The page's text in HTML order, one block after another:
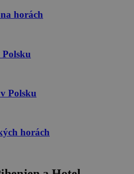
horách
Polsku
horách